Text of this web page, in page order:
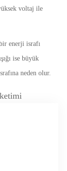
voltaj ile
enerji israfı
ise büyük
neden olur.